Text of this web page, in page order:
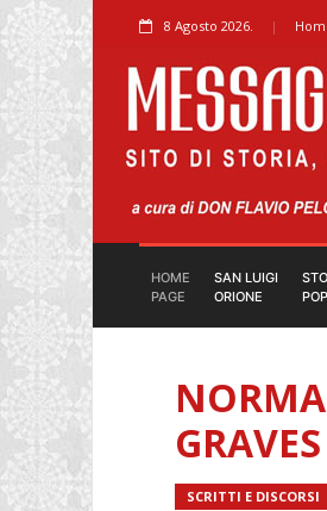
8 Agosto 2026.
HOME
PAGE
SAN LUIGI
ORIONE
SCRITTI E DISCORSI